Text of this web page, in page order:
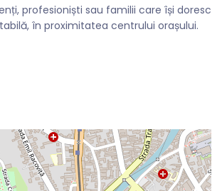
profesioniști sau familii care își doresc
în proximitatea centrului orașului.